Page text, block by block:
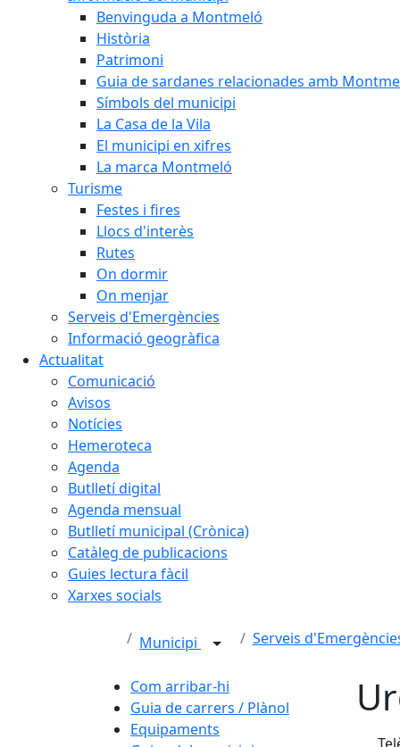
Benvinguda a Montmeló
Història
Patrimoni
Guia de sardanes relacionades amb
Símbols del municipi
La Casa de la Vila
El municipi en xifres
La marca Montmeló
Turisme
Festes i fires
Llocs d'interès
Rutes
On dormir
On menjar
Serveis d'Emergències
Informació geogràfica
Actualitat
Comunicació
Avisos
Notícies
Hemeroteca
Agenda
Butlletí digital
Agenda mensual
Butlletí municipal (Crònica)
Catàleg de publicacions
Guies lectura fàcil
Xarxes socials
Municipi Serveis
Com arribar-hi
Guia de carrers / Plànol
Equipaments